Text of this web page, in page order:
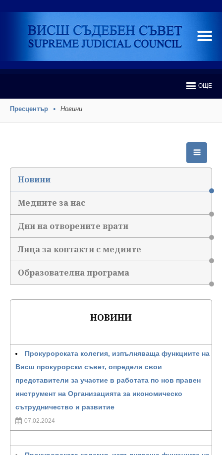
ОЩЕ
Пресцентър Новини
Новини
Медиите за нас
Дни на отворените врати
Лица за контакти с медиите
Образователна програма
НОВИНИ
Прокурорската колегия, изпълняваща функциите на
Висш прокурорски съвет, определи свои
представители за участие в работата по нов правен
инструмент на Организацията за икономическо
сътрудничество и развитие
07.02.2024